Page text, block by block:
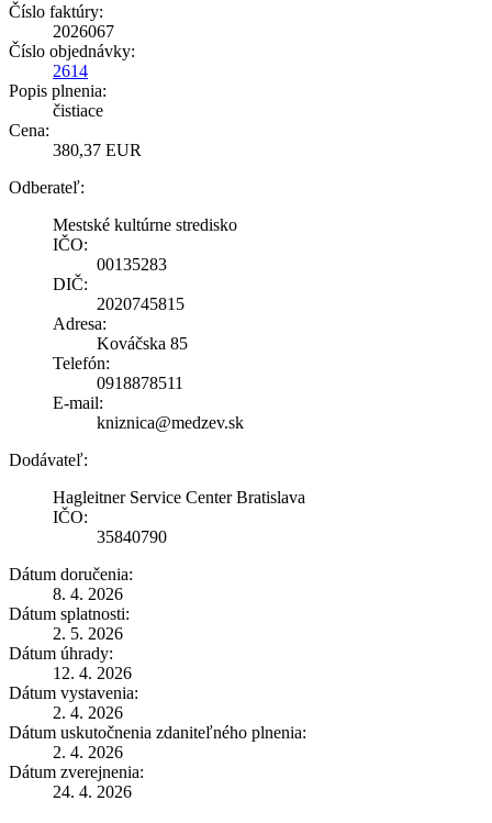
Číslo faktúry:
2026067
Číslo objednávky:
2614
Popis plnenia:
čistiace
Cena:
380,37 EUR
Odberateľ:
Mestské kultúrne stredisko
IČO:
00135283
DIČ:
2020745815
Adresa:
Kováčska 85
Telefón:
0918878511
E-mail:
kniznica@medzev.sk
Dodávateľ:
Hagleitner Service Center Bratislava
IČO:
35840790
Dátum doručenia:
8. 4. 2026
Dátum splatnosti:
2. 5. 2026
Dátum úhrady:
12. 4. 2026
Dátum vystavenia:
2. 4. 2026
Dátum uskutočnenia zdaniteľného plnenia:
2. 4. 2026
Dátum zverejnenia:
24. 4. 2026